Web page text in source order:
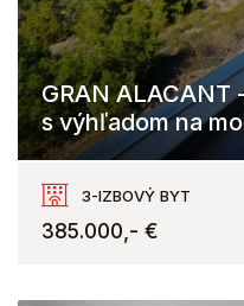
GRAN
s výhľadom na
Gran Alacant
3-IZBOVÝ BYT
385.000,- €